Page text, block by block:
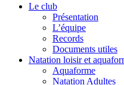
Le club
Présentation
L’équipe
Records
Documents utiles
Natation loisir et
Aquaforme
Natation Adultes